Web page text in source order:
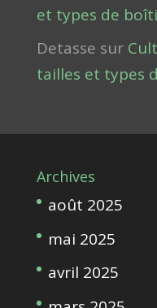
et types de
Detasse sur
tailles et types
Archives
août 2025
mai 2025
avril 2025